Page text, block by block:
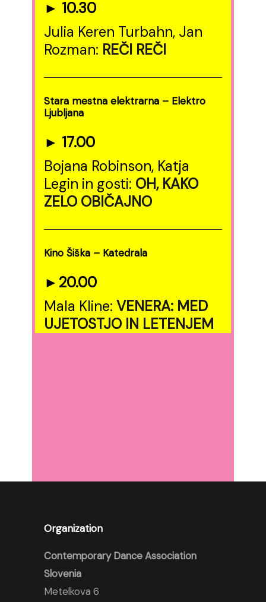
► 10.30
Julia Keren Turbahn, Jan
Rozman: REČI REČI
Stara mestna elektrarna – Elektro
Ljubljana
► 17.00
Bojana Robinson, Katja
Legin in gosti: OH, KAKO
ZELO OBIČAJNO
Kino Šiška – Katedrala
►20.00
Mala Kline: VENERA: MED
UJETOSTJO IN LETENJEM
Organization
Contemporary Dance Association
Slovenia
Metelkova 6